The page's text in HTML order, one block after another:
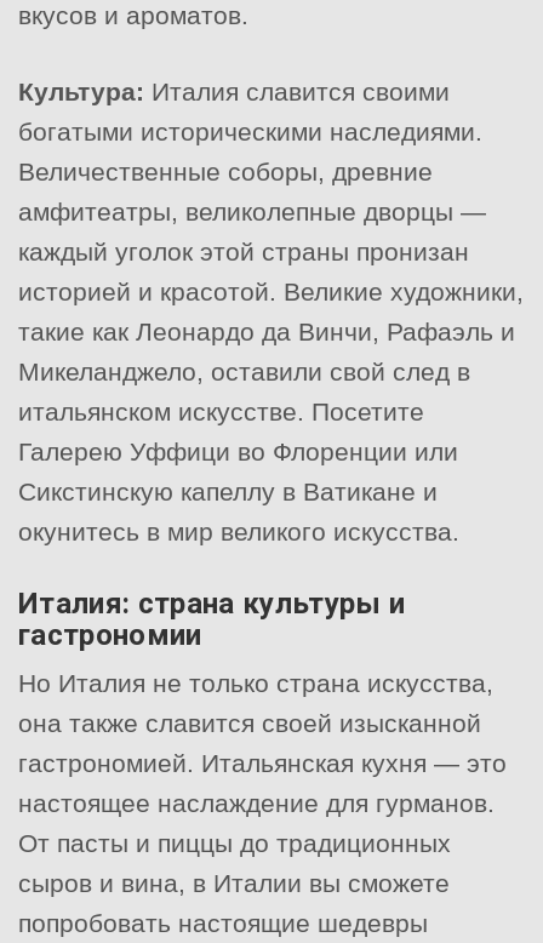
вкусов и ароматов.
Культура: Италия славится своими
богатыми историческими наследиями.
Величественные соборы, древние
амфитеатры, великолепные дворцы —
каждый уголок этой страны пронизан
историей и красотой. Великие художники,
такие как Леонардо да Винчи, Рафаэль и
Микеланджело, оставили свой след в
итальянском искусстве. Посетите
Галерею Уффици во Флоренции или
Сикстинскую капеллу в Ватикане и
окунитесь в мир великого искусства.
Италия: страна культуры и
гастрономии
Но Италия не только страна искусства,
она также славится своей изысканной
гастрономией. Итальянская кухня — это
настоящее наслаждение для гурманов.
От пасты и пиццы до традиционных
сыров и вина, в Италии вы сможете
попробовать настоящие шедевры